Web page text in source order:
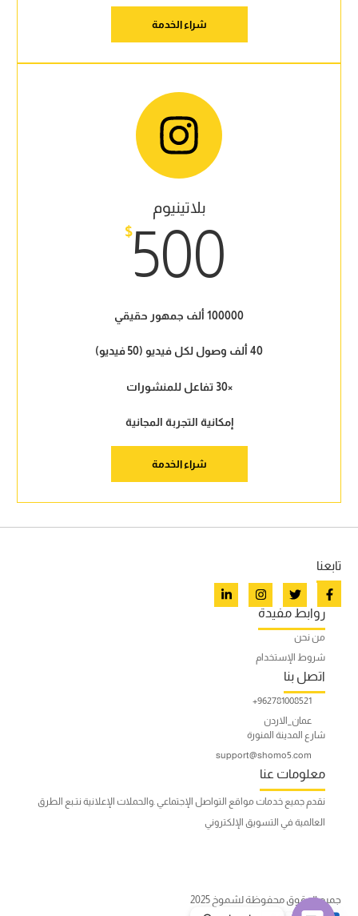
بلاتينيوم
$500
100000 ألف جمهور حقيقي
40 ألف وصول لكل فيديو (50 فيديو)
×30 تفاعل للمنشورات
إمكانية التجربة المجانية
شراء الخدمة
شراء الخدمة
معلومات عنا
نقدم جميع خدمات مواقع التواصل الإجتماعي .والحملات الإعلانية نتـبع الطرق
العالمية في التسويق الإلكتروني
اتصل بنا
عمان_الاردن
شارع المدينة المنورة
روابط مفيدة
من نحن
شروط الإستخدام
تابعنا
جميع الحقوق محفوظة لشموخ 2025